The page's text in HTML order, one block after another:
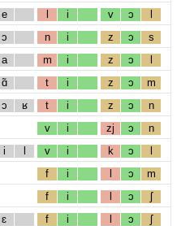
e l i v ɔ l
ɔ n i z ɔ s
a m i z ɔ l
ɑ̃ t i z ɔ m
ɔ ʁ t i z ɔ n
v i zj ɔ n
i l v i k ɔ l
f i l ɔ m
f i l ɔ ʃ
ɛ f i l ɔ ʃ